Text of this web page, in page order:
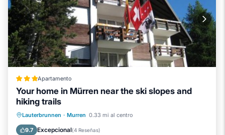
Apartamento
Your home in Mürren near the ski slopes and
hiking trails
Lauterbrunnen · Murren 0.33 mi al centro
9.7 Excepcional(4 Reseñas)
Esquí
Chimenea/Calefacción
Balcón/Terraza